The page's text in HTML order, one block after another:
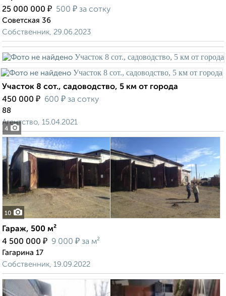
25 000 000 ₽ 500 ₽ за сотку
Советская 36
Собственник, 29.06.2023
4
Участок 8 сот., садоводство, 5 км от города
450 000 ₽ 600 ₽ за сотку
88
Агентство, 15.04.2021
10
Гараж, 500 м²
4 500 000 ₽ 9 000 ₽ за м²
Гагарина 17
Собственник, 19.09.2022